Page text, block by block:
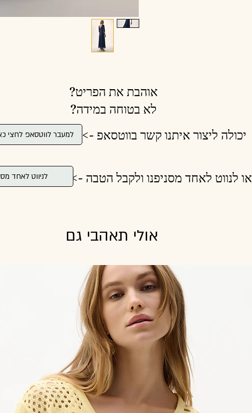
אוהבת את הפריט?
לא בטוחה במידה?
יכולה ליצור איתנו קשר בווטסאפ ->
למעבר לווטסאפ לחצי
או לנווט לאחד מסניפנו ולקבל הטבה -> לניווט לאחד
אולי תאהבי גם